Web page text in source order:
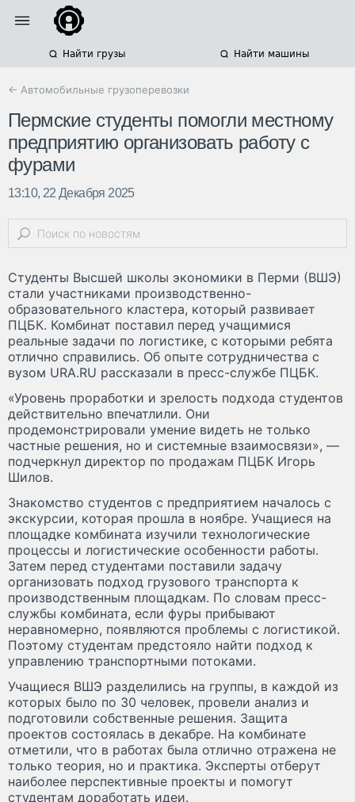
Найти грузы Найти машины
← Автомобильные грузоперевозки
Пермские студенты помогли местному
предприятию организовать работу с
фурами
13:10, 22 Декабря 2025
Студенты Высшей школы экономики в Перми (ВШЭ)
стали участниками производственно-
образовательного кластера, который развивает
ПЦБК. Комбинат поставил перед учащимися
реальные задачи по логистике, с которыми ребята
отлично справились. Об опыте сотрудничества с
вузом URA.RU рассказали в пресс-службе ПЦБК.
«Уровень проработки и зрелость подхода студентов
действительно впечатлили. Они
продемонстрировали умение видеть не только
частные решения, но и системные взаимосвязи», —
подчеркнул директор по продажам ПЦБК Игорь
Шилов.
Знакомство студентов с предприятием началось с
экскурсии, которая прошла в ноябре. Учащиеся на
площадке комбината изучили технологические
процессы и логистические особенности работы.
Затем перед студентами поставили задачу
организовать подход грузового транспорта к
производственным площадкам. По словам пресс-
службы комбината, если фуры прибывают
неравномерно, появляются проблемы с логистикой.
Поэтому студентам предстояло найти подход к
управлению транспортными потоками.
Учащиеся ВШЭ разделились на группы, в каждой из
которых было по 30 человек, провели анализ и
подготовили собственные решения. Защита
проектов состоялась в декабре. На комбинате
отметили, что в работах была отлично отражена не
только теория, но и практика. Эксперты отберут
наиболее перспективные проекты и помогут
студентам доработать идеи.